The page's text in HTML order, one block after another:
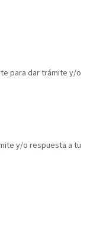
para dar trámite y/o
y/o respuesta a tu